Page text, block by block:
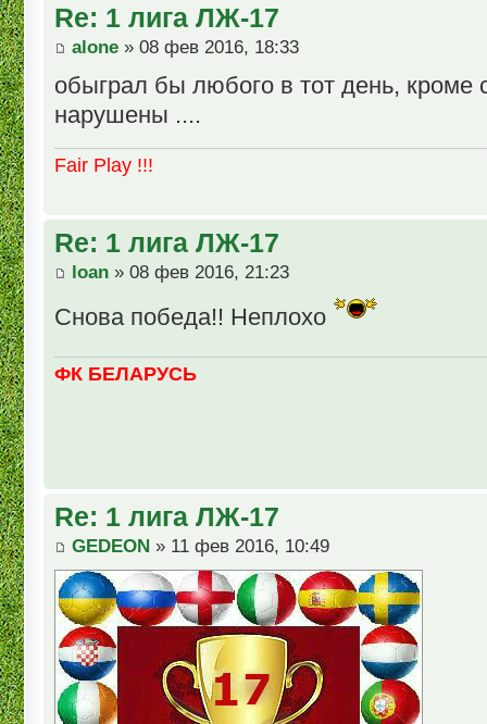
Re: 1 лига ЛЖ-17
alone » 08 фев 2016, 18:33
обыграл бы любого в тот день, кроме
нарушены ....
Fair Play !!!
Re: 1 лига ЛЖ-17
loan » 08 фев 2016, 21:23
Снова победа!! Неплохо
ФК БЕЛАРУСЬ
Re: 1 лига ЛЖ-17
GEDEON » 11 фев 2016, 10:49